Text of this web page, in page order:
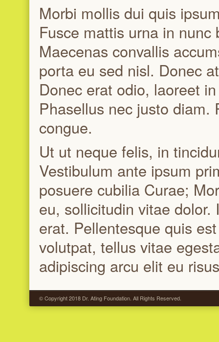
Morbi mollis dui quis
Fusce mattis urna in
Maecenas convallis
porta eu sed nisl. Donec
Donec erat odio, laoreet
Phasellus nec justo diam.
congue.
Ut ut neque felis, in
Vestibulum ante ipsum
posuere cubilia Curae;
eu, sollicitudin vitae
erat. Pellentesque quis
volutpat, tellus vitae
adipiscing arcu elit eu
© Copyright 2018 Dr. Ating Foundation. All Rights Reserved.